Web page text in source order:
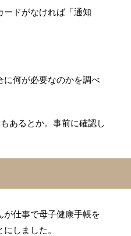
ドがなければ「通知
に何が必要なのかを調べ
あるとか。事前に確認し
仕事で母子健康手帳を
しました。